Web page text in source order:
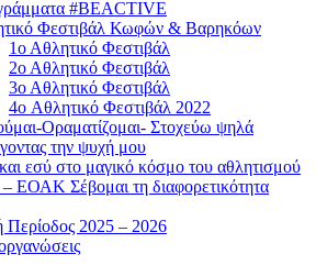
#BEACTIVE
Φεστιβάλ Κωφών & Βαρηκόων
1ο Αθλητικό Φεστιβάλ
2ο Αθλητικό Φεστιβάλ
3ο Αθλητικό Φεστιβάλ
4o Αθλητικό Φεστιβάλ 2022
Οραματίζομαι- Στοχεύω ψηλά
την ψυχή μου
εσύ στο μαγικό κόσμο του αθλητισμού
ΕΟΑΚ Σέβομαι τη διαφορετικότητα
Περίοδος 2025 – 2026